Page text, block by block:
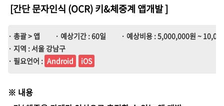
[간단 문자인식 (OCR) 키&체중계 앱개발]
· 총괄 > 앱 · 예상기간 : 60일
· 예상비용 : 5,000,000원 ~
· 지역 : 서울 강남구
· 필요언어 : Android iOS
※ 내용